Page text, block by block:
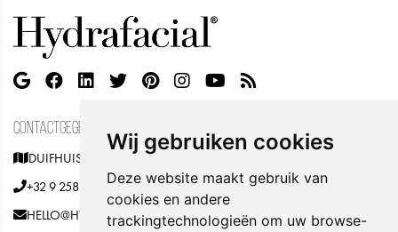
Wij gebruiken cookies
Deze website maakt gebruik van
cookies en andere
trackingtechnologieën om uw browse-
CONTACTGEGEVENS
DUIFHUISWEG 22, 3590 DIEPENBEEK, BELGIË
+32 9 258 06 03
HELLO@HYDRAFACIAL.BE